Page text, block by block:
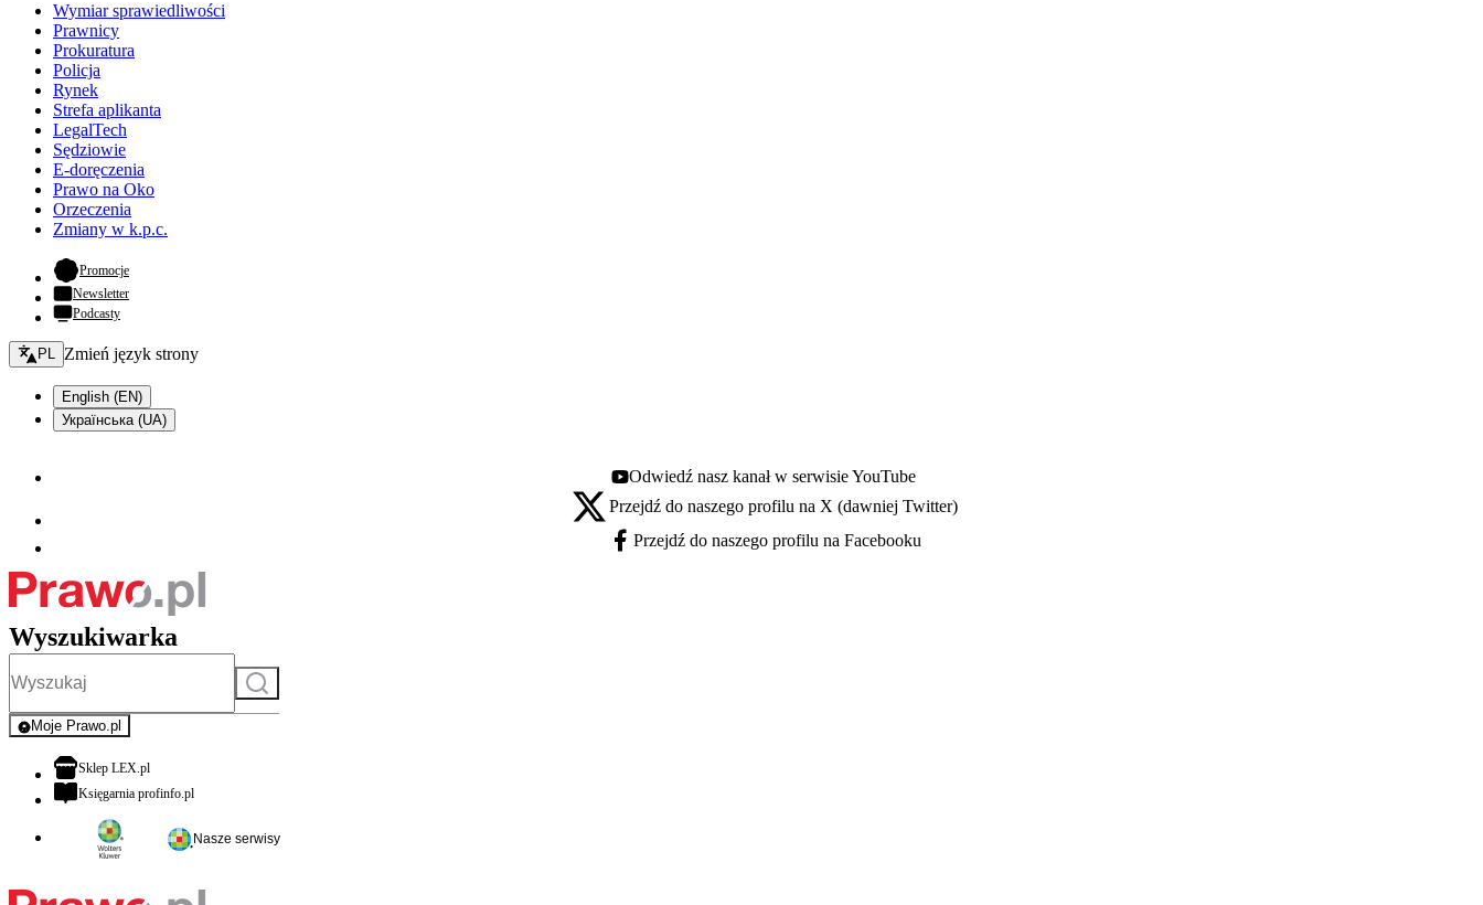
Wymiar sprawiedliwości
Prawnicy
Prokuratura
Policja
Rynek
Strefa aplikanta
LegalTech
Sędziowie
E-doręczenia
Prawo na Oko
Orzeczenia
Zmiany w k.p.c.
Promocje- otwiera się w nowej karcie
Newsletter
Podcasty
Zmień język - bieżący:
PL Zmień język strony
English (EN)
Українська (UA)
Youtube - otwiera się w nowej karcie
Odwiedź nasz kanał w serwisie YouTube
X - otwiera się w nowej karcie
Przejdź do naszego profilu na X (dawniej Twitter)
Facebook - otwiera się w nowej karcie
Przejdź do naszego profilu na Facebooku
Wyszukiwarka
Szukaj
Moje Prawo.pl
- rejestracja i logowanie do serwisu
Sklep LEX.plotwiera się w nowej karcie
Księgarnia profinfo.plotwiera się w nowej karcie
Nasze serwisy